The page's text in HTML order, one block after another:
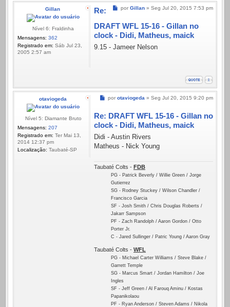
Gillan
Nível 6: Fraldinha
Mensagens: 362
Registrado em: Sáb Jul 23,
2005 2:57 am
Mensagem
por Gillan » Seg Jul 20, 2015 7:53 pm
Re:
DRAFT WFL 15-16 - Gillan no
clock - Didi, Matheus, maick
9.15 - Jameer Nelson
otaviogeda
Nível 5: Diamante Bruto
Mensagens: 207
Registrado em: Ter Mai 13,
2014 12:37 pm
Localização: Taubaté-SP
Mensagem
por otaviogeda » Seg Jul 20, 2015 9:20 pm
Re: DRAFT WFL 15-16 - Gillan no
clock - Didi, Matheus, maick
Didi - Austin Rivers
Matheus - Nick Young
Taubaté Colts - FDB
PG - Patrick Beverly / Willie Green / Jorge
Gutierrez
SG - Rodney Stuckey / Wilson Chandler /
Francisco Garcia
SF - Josh Smith / Chris Douglas Roberts /
Jakarr Sampson
PF - Zach Randolph / Aaron Gordon / Otto
Porter Jr.
C - Jared Sullinger / Patric Young / Aaron Gray
Taubaté Colts - WFL
PG - Michael Carter Williams / Steve Blake /
Garrett Temple
SG - Marcus Smart / Jordan Hamilton / Joe
Ingles
SF - Jeff Green / Al Farouq Aminu / Kostas
Papanikolaou
PF - Ryan Anderson / Steven Adams / Nikola